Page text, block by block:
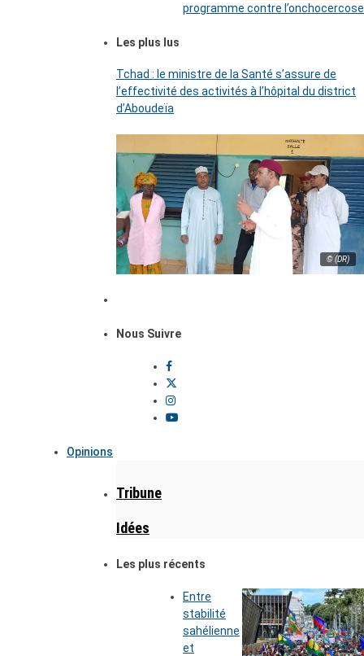
programme contre l’onchocercose
Les plus lus
Tchad : le ministre de la Santé s’assure de
l’effectivité des activités à l’hôpital du district
d’Aboudeïa
© (DR)
Nous Suivre
Opinions
Tribune
Idées
Les plus récents
Entre
stabilité
sahélienne
et